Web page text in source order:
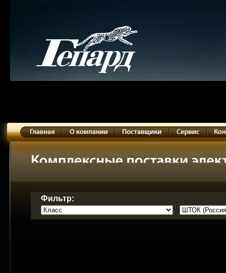
Фильтр: